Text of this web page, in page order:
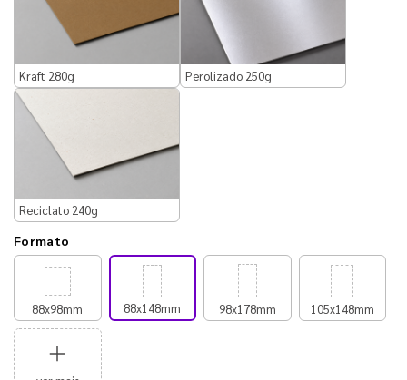
Kraft 280g Perolizado 250g
Reciclato 240g
Formato
88x98mm 88x148mm 98x178mm 105x148mm